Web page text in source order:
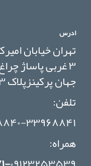
ادرس
تهران خیابان
۳ غربی پاساژ
جهان پرکینزپلاک ۳۱۳
تلفن:
۳۳۹۶۸۸۴۰-
همراه: